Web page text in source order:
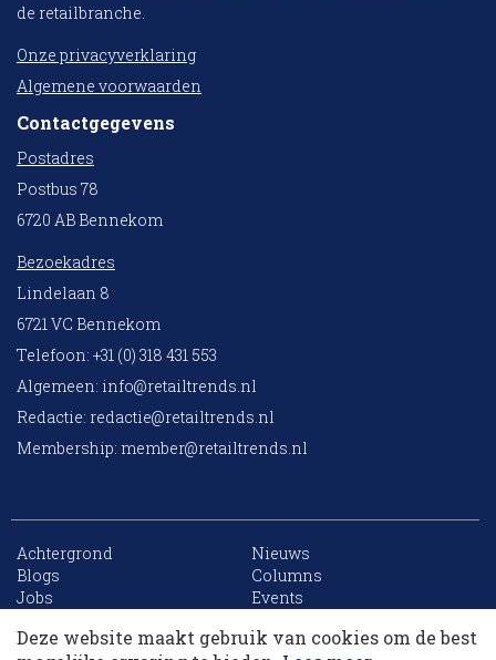
de retailbranche.
Onze privacyverklaring
Algemene voorwaarden
Contactgegevens
Postadres
Postbus 78
6720 AB Bennekom
Bezoekadres
Lindelaan 8
6721 VC Bennekom
Telefoon: +31 (0) 318 431 553
Algemeen: info@retailtrends.nl
Redactie: redactie@retailtrends.nl
Membership: member@retailtrends.nl
Achtergrond
Nieuws
Blogs
Columns
Jobs
Events
Archief
Sitemap
Deze website maakt gebruik van cookies om de best
10 collega’s
Korting op events